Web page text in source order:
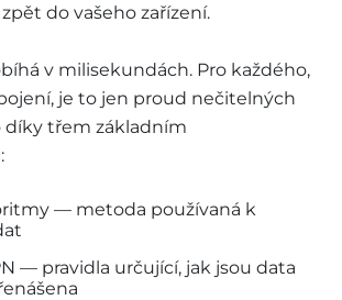
do vašeho zařízení.
v milisekundách. Pro každého,
je to jen proud nečitelných
díky třem základním
— metoda používaná k
— pravidla určující, jak jsou data